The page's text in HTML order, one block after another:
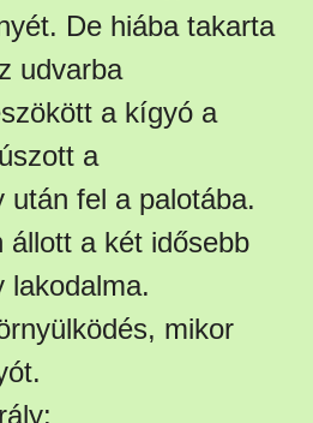
De hiába takarta
udvarba
a kígyó a
a
után fel a palotába.
állott a két idősebb
lakodalma.
mikor